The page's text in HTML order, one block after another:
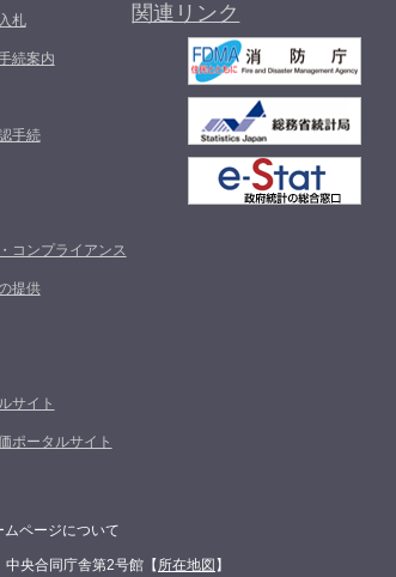
札
続案内
手続
コンプライアンス
提供
サイト
ポータルサイト
関連リンク
ムページについて
央合同庁舎第2号館【 所在地図 】